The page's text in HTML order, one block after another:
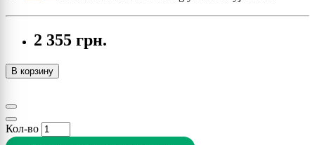
2 355 грн.
В корзину
Кол-во